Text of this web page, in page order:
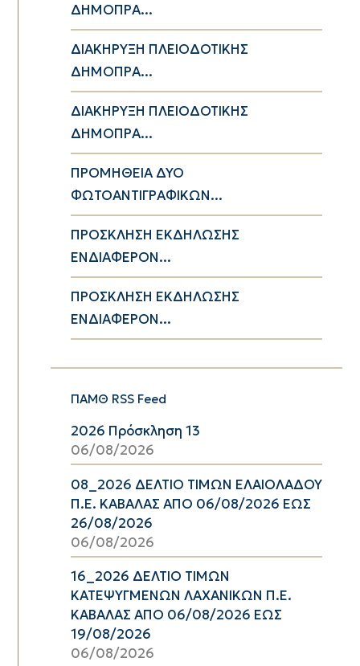
ΔΗΜΟΠΡΑ...
ΔΙΑΚΗΡΥΞΗ ΠΛΕΙΟΔΟΤΙΚΗΣ
ΔΗΜΟΠΡΑ...
ΔΙΑΚΗΡΥΞΗ ΠΛΕΙΟΔΟΤΙΚΗΣ
ΔΗΜΟΠΡΑ...
ΠΡΟΜΗΘΕΙΑ ΔΥΟ
ΦΩΤΟΑΝΤΙΓΡΑΦΙΚΩΝ...
ΠΡΟΣΚΛΗΣΗ ΕΚΔΗΛΩΣΗΣ
ΕΝΔΙΑΦΕΡΟΝ...
ΠΡΟΣΚΛΗΣΗ ΕΚΔΗΛΩΣΗΣ
ΕΝΔΙΑΦΕΡΟΝ...
ΠΑΜΘ RSS Feed
2026 Πρόσκληση 13
06/08/2026
08_2026 ΔΕΛΤΙΟ ΤΙΜΩΝ ΕΛΑΙΟΛΑΔΟΥ
Π.Ε. ΚΑΒΑΛΑΣ ΑΠΟ 06/08/2026 ΕΩΣ
26/08/2026
06/08/2026
16_2026 ΔΕΛΤΙΟ ΤΙΜΩΝ
ΚΑΤΕΨΥΓΜΕΝΩΝ ΛΑΧΑΝΙΚΩΝ Π.Ε.
ΚΑΒΑΛΑΣ ΑΠΟ 06/08/2026 ΕΩΣ
19/08/2026
06/08/2026